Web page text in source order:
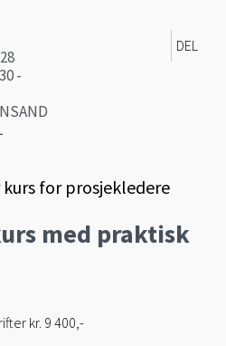
-
DEL
kurs for prosjekledere
med praktisk
kr. 9 400,-